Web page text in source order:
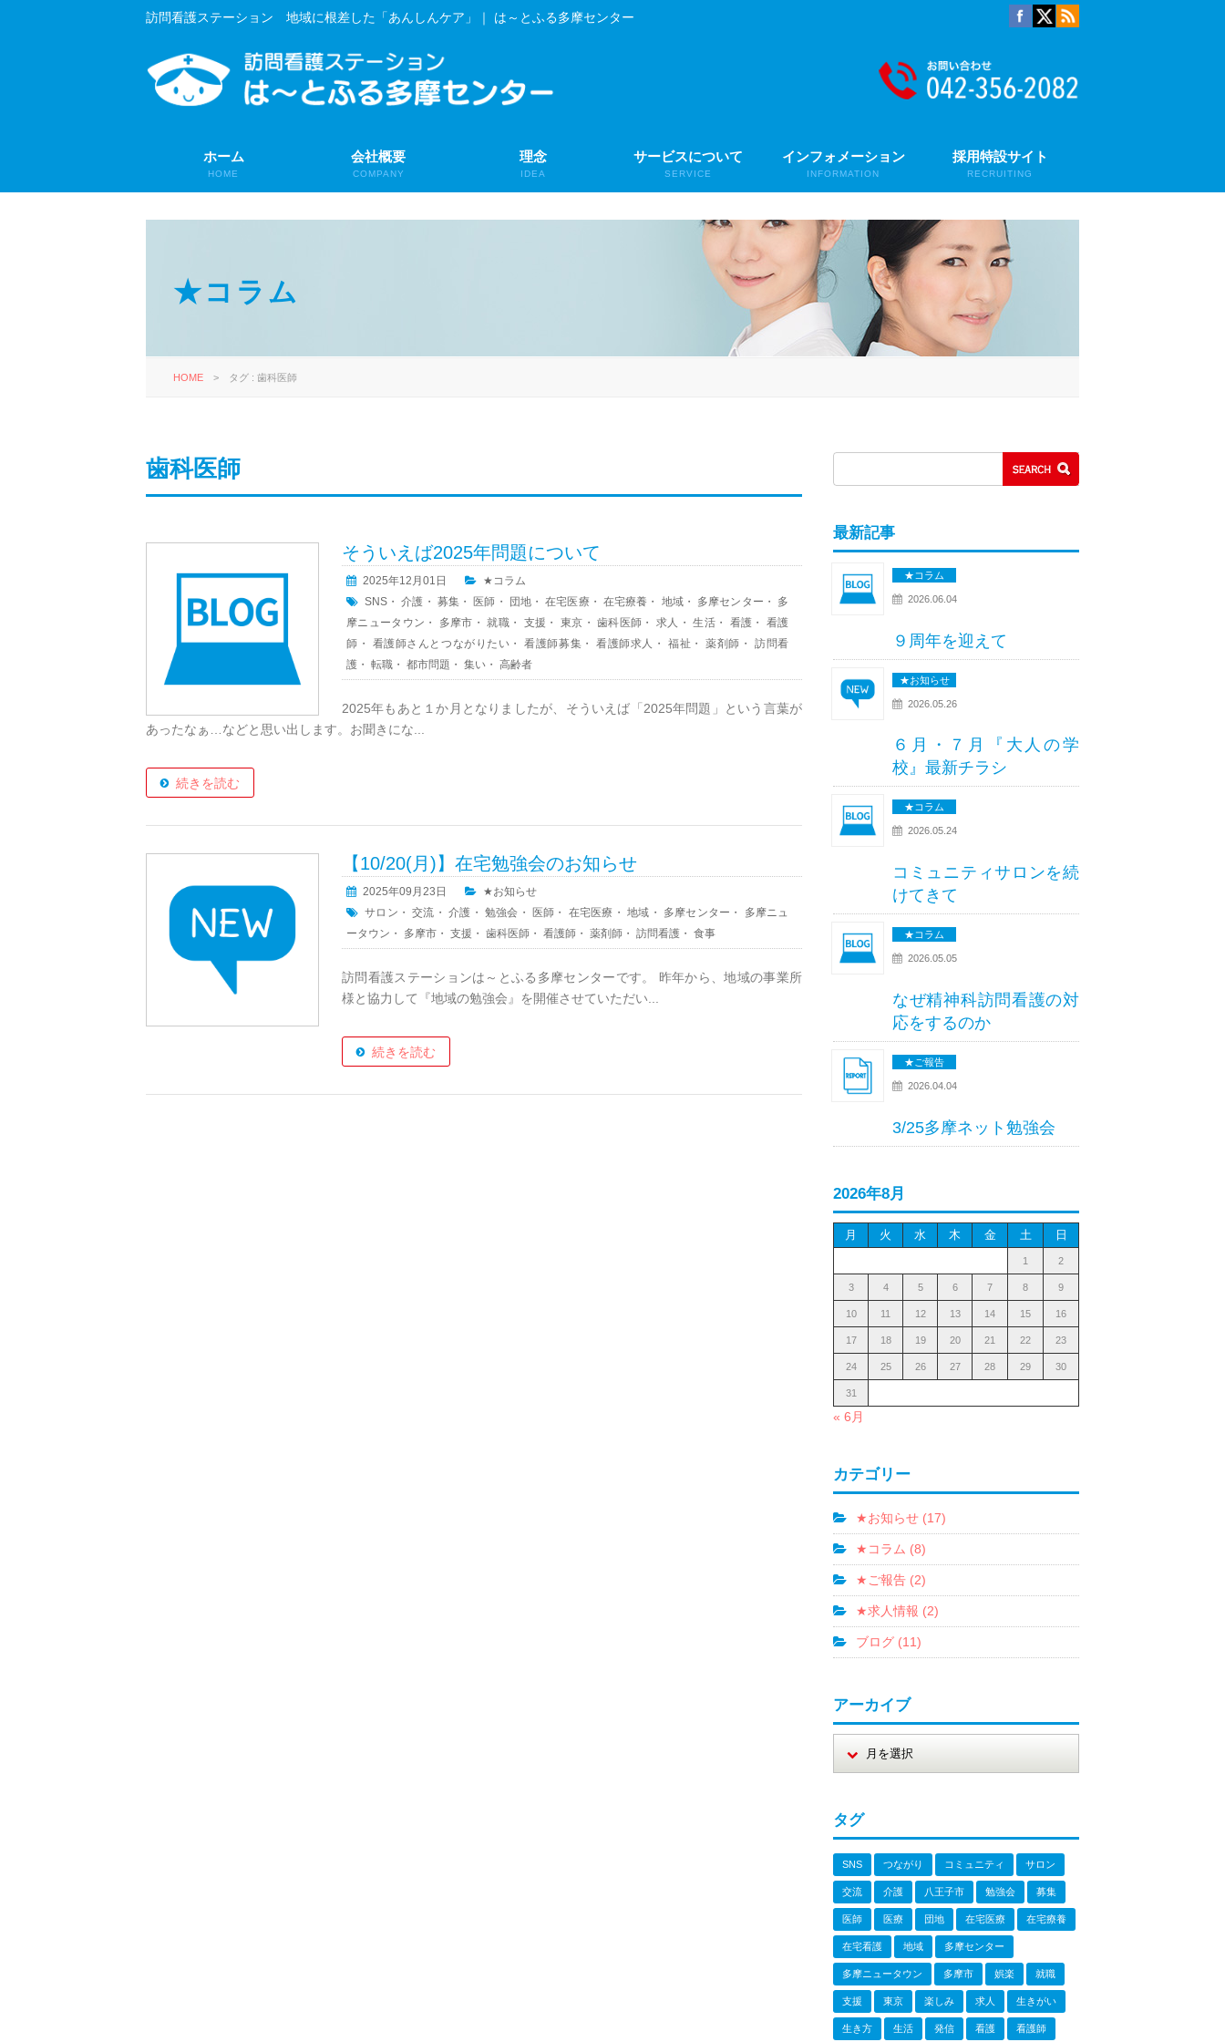
訪問看護ステーション 地域に根差した「あんしんケア」｜ は～とふる多摩センター
ホーム
HOME
会社概要
COMPANY
理念
IDEA
サービスについて
SERVICE
インフォメーション
INFORMATION
採用特設サイト
RECRUITING
★コラム
HOME > タグ : 歯科医師
歯科医師
そういえば2025年問題について
2025年12月01日
★コラム
SNS ・介護 ・ 募集 ・ 医師 ・ 団地 ・在宅医療 ・ 在宅療養 ・ 地域・ 多摩センター ・ 多
摩ニュータウン ・ 多摩市 ・就職 ・ 支援 ・ 東京 ・歯科医師 ・ 求人 ・生活・ 看護 ・ 看護
師 ・ 看護師さんとつながりたい ・看護師募集 ・看護師求人 ・福祉 ・薬剤師 ・訪問看
護 ・ 転職 ・ 都市問題 ・ 集い ・ 高齢者
2025年もあと１か月となりましたが、そういえば「2025年問題」という言葉が
あったなぁ…などと思い出します。お聞きにな...
続きを読む
【10/20(月)】在宅勉強会のお知らせ
2025年09月23日
★お知らせ
サロン ・交流 ・介護 ・ 勉強会 ・ 医師 ・ 在宅医療 ・地域 ・ 多摩センター ・
多摩ニュ
ータウン ・ 多摩市 ・ 支援 ・ 歯科医師 ・ 看護師 ・ 薬剤師 ・ 訪問看護 ・ 食事
訪問看護ステーションは～とふる多摩センターです。 昨年から、地域の事業所
様と協力して『地域の勉強会』を開催させていただい...
続きを読む
最新記事
★コラム
2026.06.04
９周年を迎えて
★お知らせ
2026.05.26
６月・７月『大人の学
校』最新チラシ
★コラム
2026.05.24
コミュニティサロンを続
けてきて
★コラム
2026.05.05
なぜ精神科訪問看護の対
応をするのか
★ご報告
2026.04.04
3/25多摩ネット勉強会
2026年8月
月 火 水 木 金 土 日
1 2
3 4 5 6 7 8 9
10 11 12 13 14 15 16
17 18 19 20 21 22 23
24 25 26 27 28 29 30
31
« 6月
カテゴリー
★お知らせ (17)
★コラム (8)
★ご報告 (2)
★求人情報 (2)
ブログ (11)
アーカイブ
タグ
SNS つながり コミュニティ サロン
交流 介護 八王子市 勉強会 募集
医師 医療 団地 在宅医療 在宅療養
在宅看護 地域 多摩センター
多摩ニュータウン 多摩市 娯楽 就職
支援 東京 楽しみ 求人 生きがい
生き方 生活 発信 看護 看護師